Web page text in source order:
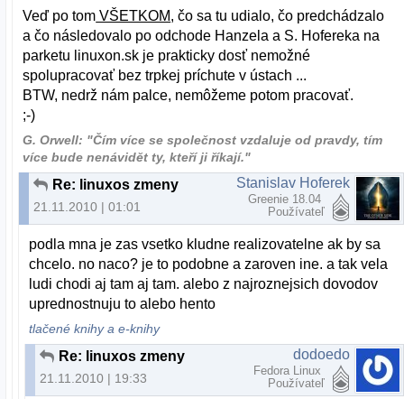
Veď po tom VŠETKOM, čo sa tu udialo, čo predchádzalo
a čo následovalo po odchode Hanzela a S. Hofereka na
parketu linuxon.sk je prakticky dosť nemožné
spolupracovať bez trpkej príchute v ústach ...
BTW, nedrž nám palce, nemôžeme potom pracovať.
;-)
G. Orwell: "Čím více se společnost vzdaluje od pravdy, tím
více bude nenávidět ty, kteří ji říkají."
Re: linuxos zmeny
21.11.2010 | 01:01
Stanislav Hoferek
Greenie 18.04
Používateľ
podla mna je zas vsetko kludne realizovatelne ak by sa
chcelo. no naco? je to podobne a zaroven ine. a tak vela
ludi chodi aj tam aj tam. alebo z najroznejsich dovodov
uprednostnuju to alebo hento
tlačené knihy a e-knihy
Re: linuxos zmeny
21.11.2010 | 19:33
dodoedo
Fedora Linux
Používateľ